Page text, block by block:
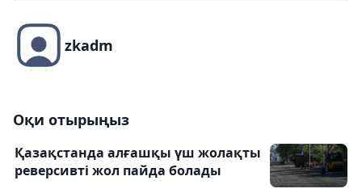
zkadm
Оқи отырыңыз
Қазақстанда алғашқы үш жолақты
реверсивті жол пайда болады